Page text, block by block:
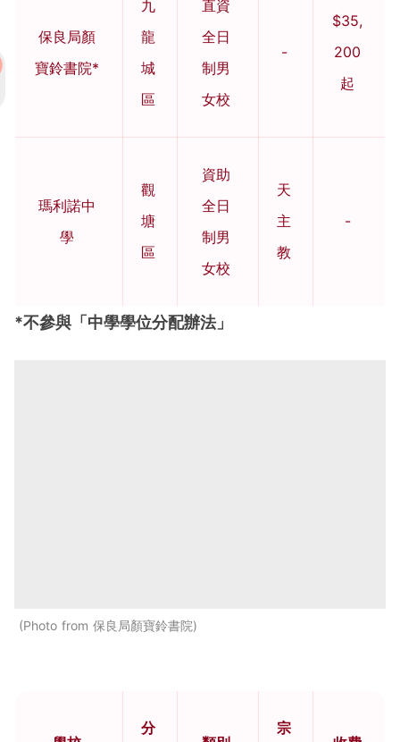
保良局顏
寶鈴書院*
九
龍
城
區
直資
全日
制男
女校
-
$35,
200
起
瑪利諾中
學
觀
塘
區
資助
全日
制男
女校
天
主
教
-
*不參與「中學學位分配辦法」
Photo from 保良局顏寶鈴書院
分
宗